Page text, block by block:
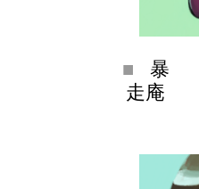
暴
走庵